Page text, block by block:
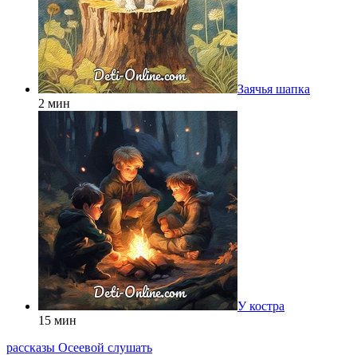
Заячья шапка
2 мин
У костра
15 мин
рассказы Осеевой слушать